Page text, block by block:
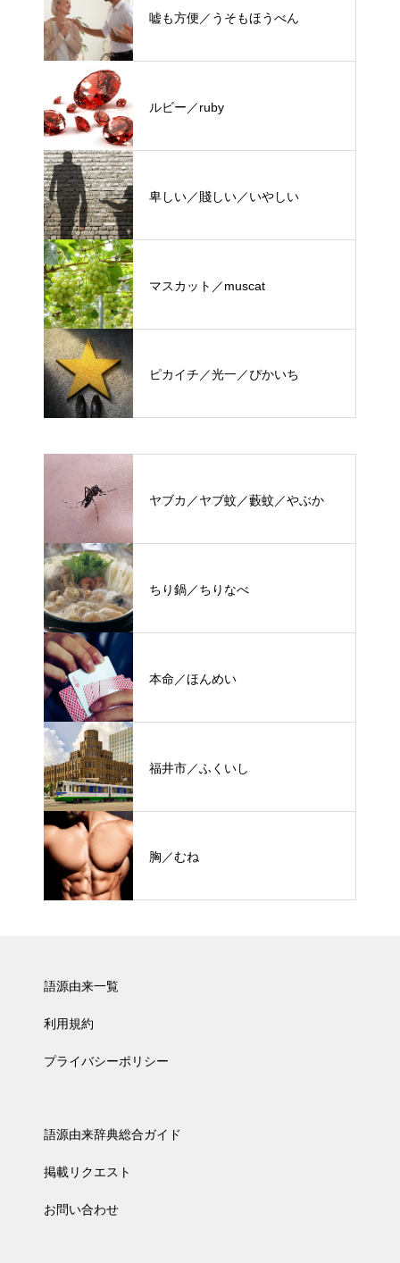
嘘も方便／うそもほうべん
ルビー／ruby
卑しい／賤しい／いやしい
マスカット／muscat
ピカイチ／光一／ぴかいち
ヤブカ／ヤブ蚊／藪蚊／やぶか
ちり鍋／ちりなべ
本命／ほんめい
福井市／ふくいし
胸／むね
語源由来一覧
利用規約
プライバシーポリシー
語源由来辞典総合ガイド
掲載リクエスト
お問い合わせ